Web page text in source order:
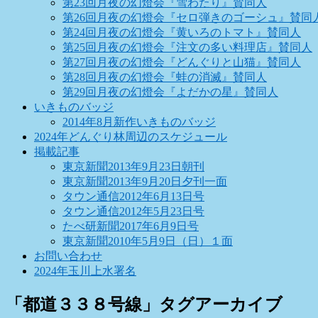
第23回月夜の幻燈会『雪わたり』賛同人
第26回月夜の幻燈会『セロ弾きのゴーシュ』賛同
第24回月夜の幻燈会『黄いろのトマト』賛同人
第25回月夜の幻燈会『注文の多い料理店』賛同人
第27回月夜の幻燈会『どんぐりと山猫』賛同人
第28回月夜の幻燈会『蛙の消滅』賛同人
第29回月夜の幻燈会『よだかの星』賛同人
いきものバッジ
2014年8月新作いきものバッジ
2024年どんぐり林周辺のスケジュール
掲載記事
東京新聞2013年9月23日朝刊
東京新聞2013年9月20日夕刊一面
タウン通信2012年6月13日号
タウン通信2012年5月23日号
たべ研新聞2017年6月9日号
東京新聞2010年5月9日（日）１面
お問い合わせ
2024年玉川上水署名
「 都道３３８号線 」タグアーカイブ